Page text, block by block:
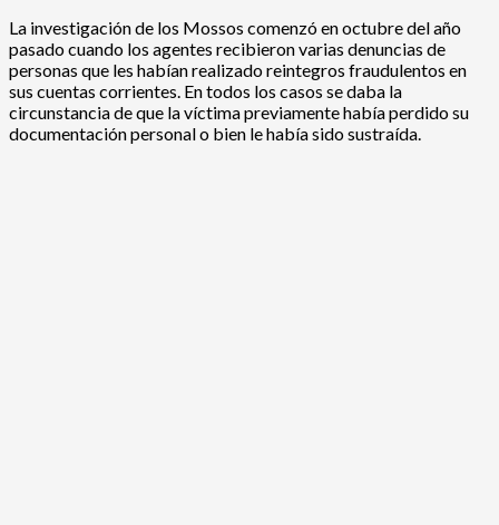
La investigación de los Mossos comenzó en octubre del año
pasado cuando los agentes recibieron varias denuncias de
personas que les habían realizado reintegros fraudulentos en
sus cuentas corrientes. En todos los casos se daba la
circunstancia de que la víctima previamente había perdido su
documentación personal o bien le había sido sustraída.